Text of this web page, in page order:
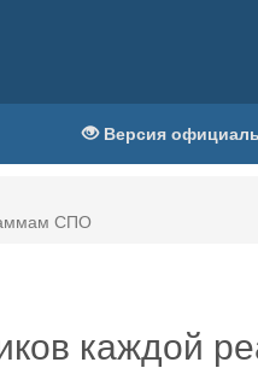
Версия
СПО
каждой